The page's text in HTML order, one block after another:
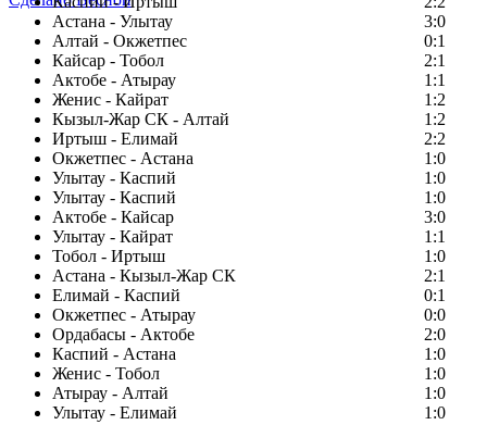
Астана - Улытау
3:0
Алтай - Окжетпес
0:1
Кайсар - Тобол
2:1
Актобе - Атырау
1:1
Женис - Кайрат
1:2
Кызыл-Жар СК - Алтай
1:2
Иртыш - Елимай
2:2
Окжетпес - Астана
1:0
Улытау - Каспий
1:0
Улытау - Каспий
1:0
Актобе - Кайсар
3:0
Улытау - Кайрат
1:1
Тобол - Иртыш
1:0
Астана - Кызыл-Жар СК
2:1
Елимай - Каспий
0:1
Окжетпес - Атырау
0:0
Ордабасы - Актобе
2:0
Каспий - Астана
1:0
Женис - Тобол
1:0
Атырау - Алтай
1:0
Улытау - Елимай
1:0